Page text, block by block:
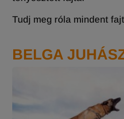
Tudj meg róla mindent
BELGA